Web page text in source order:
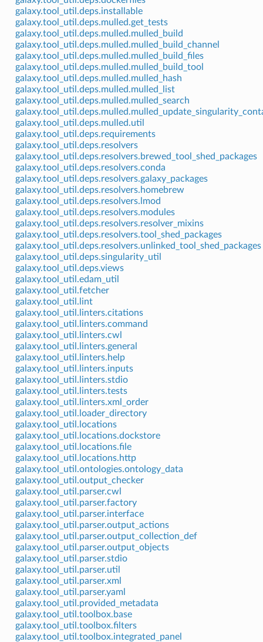
galaxy.tool_util.deps.installable
galaxy.tool_util.deps.mulled.get_tests
galaxy.tool_util.deps.mulled.mulled_build
galaxy.tool_util.deps.mulled.mulled_build_channel
galaxy.tool_util.deps.mulled.mulled_build_files
galaxy.tool_util.deps.mulled.mulled_build_tool
galaxy.tool_util.deps.mulled.mulled_hash
galaxy.tool_util.deps.mulled.mulled_list
galaxy.tool_util.deps.mulled.mulled_search
galaxy.tool_util.deps.mulled.util
galaxy.tool_util.deps.requirements
galaxy.tool_util.deps.resolvers
galaxy.tool_util.deps.resolvers.brewed_tool_shed_packages
galaxy.tool_util.deps.resolvers.conda
galaxy.tool_util.deps.resolvers.galaxy_packages
galaxy.tool_util.deps.resolvers.homebrew
galaxy.tool_util.deps.resolvers.lmod
galaxy.tool_util.deps.resolvers.modules
galaxy.tool_util.deps.resolvers.resolver_mixins
galaxy.tool_util.deps.resolvers.tool_shed_packages
galaxy.tool_util.deps.resolvers.unlinked_tool_shed_packages
galaxy.tool_util.deps.singularity_util
galaxy.tool_util.deps.views
galaxy.tool_util.edam_util
galaxy.tool_util.fetcher
galaxy.tool_util.lint
galaxy.tool_util.linters.citations
galaxy.tool_util.linters.command
galaxy.tool_util.linters.cwl
galaxy.tool_util.linters.general
galaxy.tool_util.linters.help
galaxy.tool_util.linters.inputs
galaxy.tool_util.linters.stdio
galaxy.tool_util.linters.tests
galaxy.tool_util.linters.xml_order
galaxy.tool_util.loader_directory
galaxy.tool_util.locations
galaxy.tool_util.locations.dockstore
galaxy.tool_util.locations.file
galaxy.tool_util.locations.http
galaxy.tool_util.ontologies.ontology_data
galaxy.tool_util.output_checker
galaxy.tool_util.parser.cwl
galaxy.tool_util.parser.factory
galaxy.tool_util.parser.interface
galaxy.tool_util.parser.output_actions
galaxy.tool_util.parser.output_collection_def
galaxy.tool_util.parser.output_objects
galaxy.tool_util.parser.stdio
galaxy.tool_util.parser.util
galaxy.tool_util.parser.xml
galaxy.tool_util.parser.yaml
galaxy.tool_util.provided_metadata
galaxy.tool_util.toolbox.base
galaxy.tool_util.toolbox.filters
galaxy.tool_util.toolbox.integrated_panel